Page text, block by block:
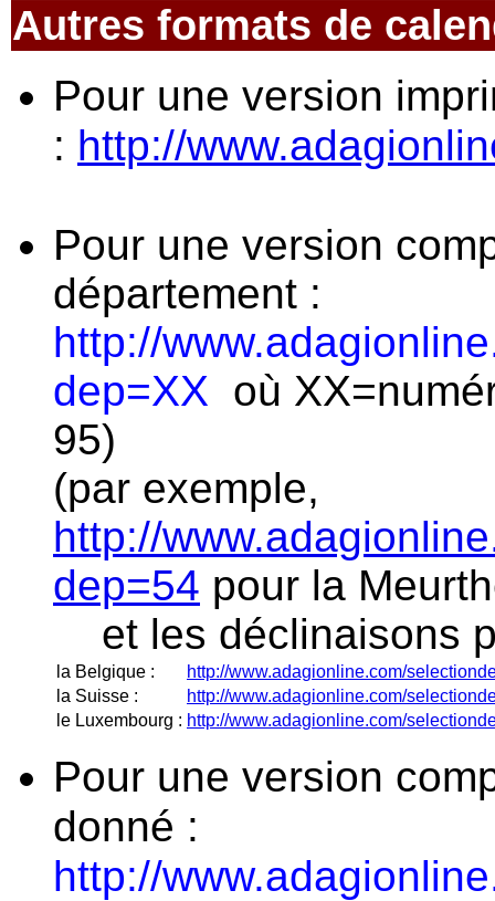
Autres formats de
Pour une version
: http://
Pour une version
département :
http://
dep=XX où
95)
(par exemple,
http://
dep=54 pour la
et les déclinaisons
la Belgique :
http://www.adagionline.com/
la Suisse :
http://www.adagionline.com/
le Luxembourg : http://www.adagionline.com/
Pour une version
donné :
http://